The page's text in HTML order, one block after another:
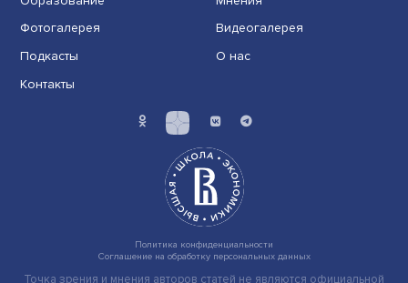
Космическая группировка «Сфера»
обеспечит доступ в интернет в Арктике с
2026 года
Для этой задачи на околоземную орбиту будут
Экономика
Общество